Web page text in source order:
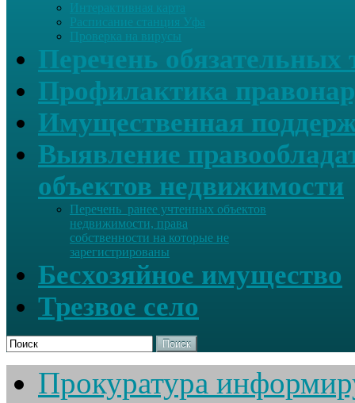
Интерактивная карта
Расписание станция Уфа
Проверка на вирусы
Перечень обязательных
Профилактика
Имущественная
Выявление
объектов недвижимости
Перечень ранее учтенных объектов
недвижимости, права
собственности на которые не
зарегистрированы
Бесхозяйное имущество
Трезвое село
Поиск
Прокуратура